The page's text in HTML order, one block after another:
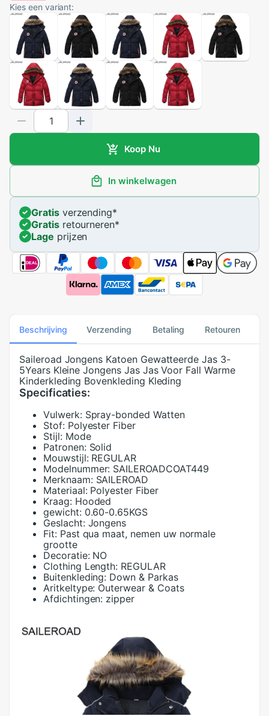
Kies een variant:
Koop Nu
In winkelwagen
Gratisverzending*
Gratisretourneren*
Lage prijzen
Beschrijving Verzending Betaling Retouren
Saileroad Jongens Katoen Gewatteerde Jas 3-
5Years Kleine Jongens Jas Jas Voor Fall Warme
Kinderkleding Bovenkleding Kleding
Specificaties:
Vulwerk: Spray-bonded Watten
Stof: Polyester Fiber
Stijl: Mode
Patronen: Solid
Mouwstijl: REGULAR
Modelnummer: SAILEROADCOAT449
Merknaam: SAILEROAD
Materiaal: Polyester Fiber
Kraag: Hooded
gewicht: 0.60-0.65KGS
Geslacht: Jongens
Fit: Past qua maat, nemen uw normale
grootte
Decoratie: NO
Clothing Length: REGULAR
Buitenkleding: Down & Parkas
Aritkeltype: Outerwear & Coats
Afdichtingen: zipper